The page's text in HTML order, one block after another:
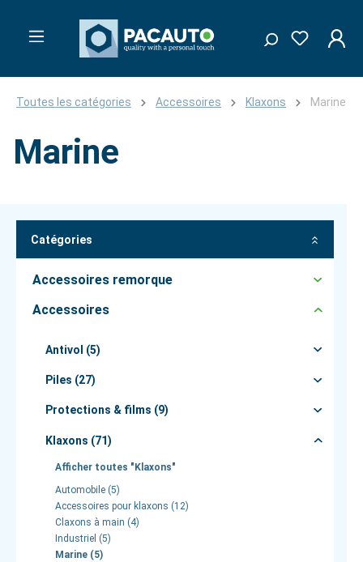
Toutes les catégories Accessoires Klaxons Marine
Marine
Catégories
Accessoires remorque
Accessoires
Antivol (5)
Piles (27)
Protections & films (9)
Klaxons (71)
Afficher toutes "Klaxons"
Automobile (5)
Accessoires pour klaxons (12)
Claxons à main (4)
Industriel (5)
Marine (5)